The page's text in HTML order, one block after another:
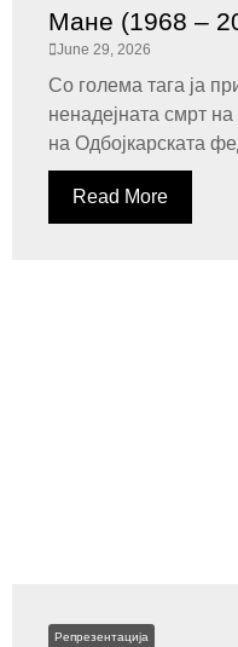
Мане (1968 –
June 29, 2026
Со голема тага ја
ненадејната смрт
на Одбојкарската
Read More
Репрезентација